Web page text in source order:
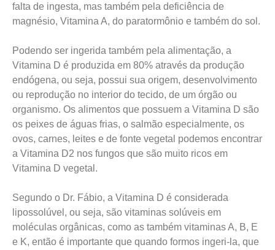
falta de ingesta, mas também pela deficiência de
magnésio, Vitamina A, do paratormônio e também do sol.
Podendo ser ingerida também pela alimentação, a
Vitamina D é produzida em 80% através da produção
endógena, ou seja, possui sua origem, desenvolvimento
ou reprodução no interior do tecido, de um órgão ou
organismo. Os alimentos que possuem a Vitamina D são
os peixes de águas frias, o salmão especialmente, os
ovos, carnes, leites e de fonte vegetal podemos encontrar
a Vitamina D2 nos fungos que são muito ricos em
Vitamina D vegetal.
Segundo o Dr. Fábio, a Vitamina D é considerada
lipossolúvel, ou seja, são vitaminas solúveis em
moléculas orgânicas, como as também vitaminas A, B, E
e K, então é importante que quando formos ingeri-la, que